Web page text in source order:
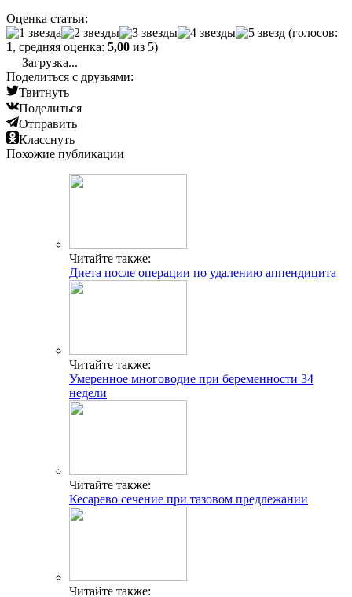
Оценка статьи:
(голосов:
1, средняя оценка: 5,00 из 5)
Загрузка...
Поделиться с друзьями:
Твитнуть
Поделиться
Отправить
Класснуть
Похожие публикации
Читайте также:
Диета после операции по удалению аппендицита
Читайте также:
Умеренное многоводие при беременности 34
недели
Читайте также:
Кесарево сечение при тазовом предлежании
Читайте также: